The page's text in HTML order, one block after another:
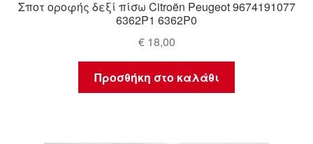
Σποτ οροφής δεξί πίσω Citroën Peugeot 9674191077
6362P1 6362P0
€18,00
Προσθήκη στο καλάθι